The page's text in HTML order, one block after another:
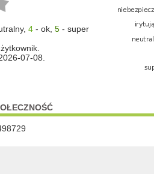
, 4- ok, 5- super
07-08.